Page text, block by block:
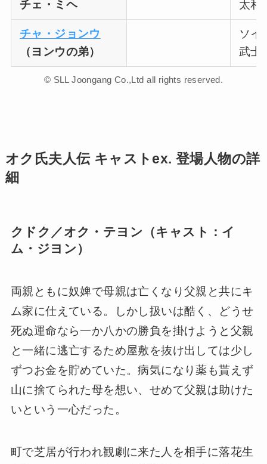
チェ・ミヘ 太和
チャ・ジョンウ
（ヨンウの弟）
ソイ
武士
© SLL Joongang Co.,Ltd all rights reserved.
オク氏夫人伝 キャストex. 登場人物の詳
細
クドク／オク・テヨン（キャスト：イ
ム・ジヨン）
両親ともに奴婢で母親は亡くなり父親と共にキ
ム家に仕えている。しかし扱いは酷く、どうせ
死ぬ運命なら一か八かの勝負を掛けようと父親
と一緒に逃亡するため屋敷を抜け出しては少し
ずつお金を貯めていた。病気になり薬も貰えず
山に捨てられた母を想い、せめて父親は助けた
いという一心だった。
町で芝居が行われ観劇に来た人を相手に落花生